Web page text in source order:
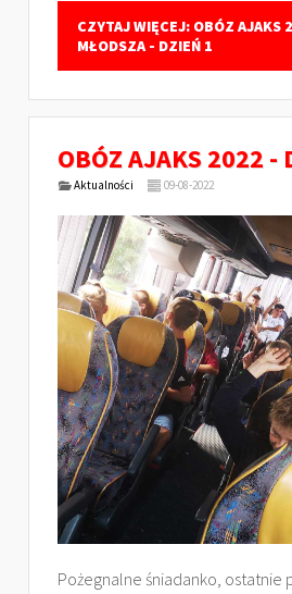
CZYTAJ WIĘCEJ: OBÓZ AJAKS
MŁODSZA - DZIEŃ 1
OBÓZ AJAKS 2022 -
Aktualności 09-08-2022
Pożegnalne śniadanko, ostatnie